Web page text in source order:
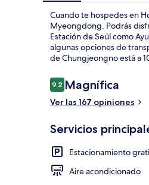
Cuando te hospedes en
Myeongdong. Podrás
Estación de Seúl como
algunas opciones de
de Chungjeongno está a
Opiniones
9.29.2 de 10,
Magnífica
Ver las 167 opiniones
Servicios
Estacionamiento
Aire acondicionado